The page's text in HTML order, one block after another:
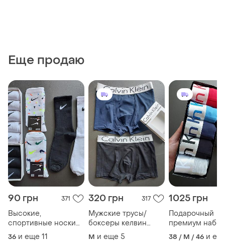
Еще продаю
90 грн 371
Высокие,
спортивные носки
nike/puma/adidas/ck
36 и еще 11
320 грн 317
Мужские трусы/
боксеры келвин
кляйн серии steel2 -
M и еще 5
1025 грн
Подарочный
премиум набор
боксеров
38 / M / 46 и